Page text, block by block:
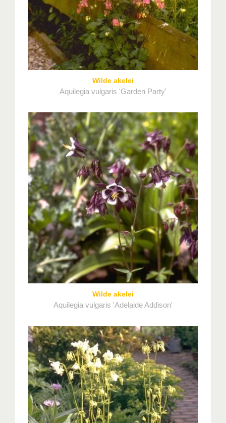
Wilde akelei
Aquilegia vulgaris 'Garden Party'
Wilde akelei
Aquilegia vulgaris 'Adelaide Addison'